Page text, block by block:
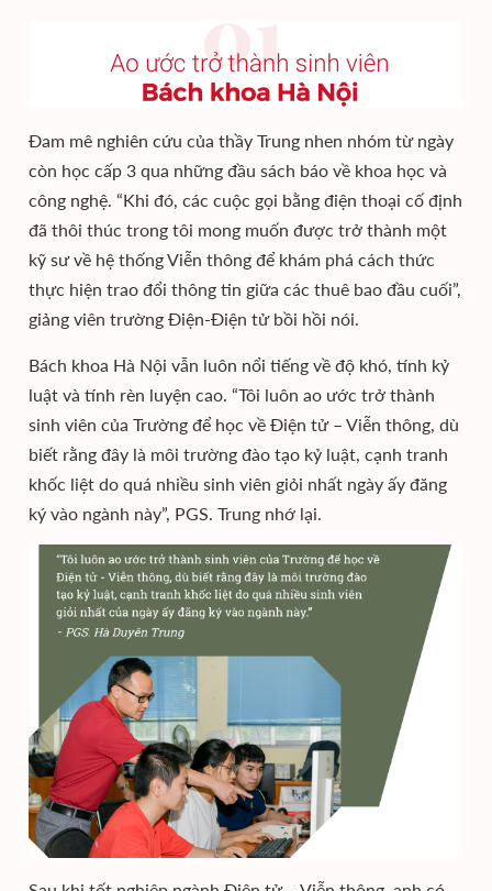
Đam mê nghiên cứu của thầy Trung nhen nhóm từ ngày
còn học cấp 3 qua những đầu sách báo về khoa học và
công nghệ. “Khi đó, các cuộc gọi bằng điện thoại cố định
đã thôi thúc trong tôi mong muốn được trở thành một
kỹ sư về hệ thống Viễn thông để khám phá cách thức
thực hiện trao đổi thông tin giữa các thuê bao đầu cuối”,
giảng viên trường Điện-Điện tử bồi hồi nói.
Bách khoa Hà Nội vẫn luôn nổi tiếng về độ khó, tính kỷ
luật và tính rèn luyện cao. “Tôi luôn ao ước trở thành
sinh viên của Trường để học về Điện tử – Viễn thông, dù
biết rằng đây là môi trường đào tạo kỷ luật, cạnh tranh
khốc liệt do quá nhiều sinh viên giỏi nhất ngày ấy đăng
ký vào ngành này”, PGS. Trung nhớ lại.